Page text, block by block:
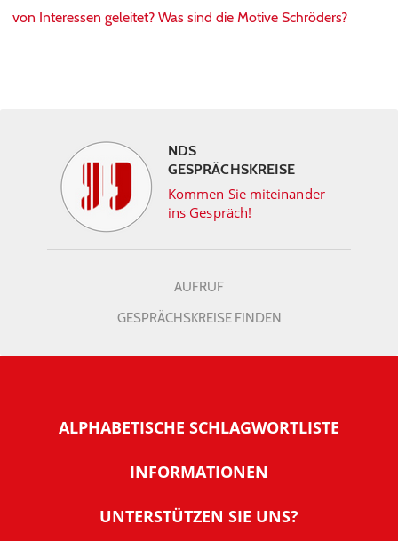
von Interessen geleitet? Was sind die Motive Schröders?
NDS
GESPRÄCHSKREISE
Kommen Sie miteinander
ins Gespräch!
AUFRUF
GESPRÄCHSKREISE FINDEN
ALPHABETISCHE SCHLAGWORTLISTE
INFORMATIONEN
Warum NachDenkSeiten
UNTERSTÜTZEN SIE UNS?